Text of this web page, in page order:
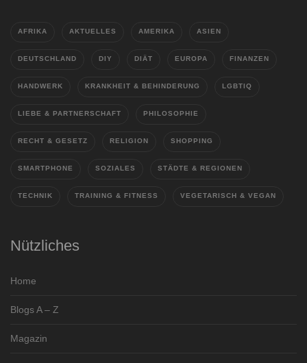
AFRIKA AKTUELLES AMERIKA ASIEN
DEUTSCHLAND DIY DIÄT EUROPA FINANZEN
HANDWERK KRANKHEIT & BEHINDERUNG LGBTIQ
LIEBE & PARTNERSCHAFT PHILOSOPHIE
RECHT & GESETZ RELIGION SHOPPING
SMARTPHONE SOZIALES STÄDTE & REGIONEN
TECHNIK TRAINING & FITNESS VEGETARISCH & VEGAN
Nützliches
Home
Blogs A – Z
Magazin